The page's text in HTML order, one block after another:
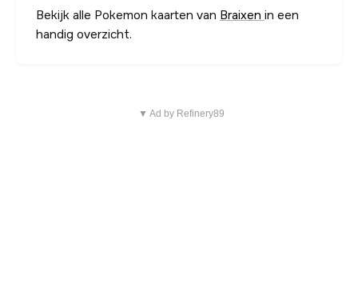
Bekijk alle Pokemon kaarten van Braixen in een
handig overzicht.
▼ Ad by Refinery89